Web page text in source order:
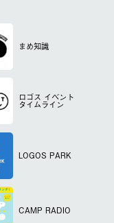
まめ知識
ロゴス イベント
タイムライン
LOGOS PARK
CAMP RADIO